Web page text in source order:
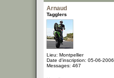
Arnaud
Tagglers
Lieu: Montpellier
Date d'inscription: 05-06-2006
Messages: 467